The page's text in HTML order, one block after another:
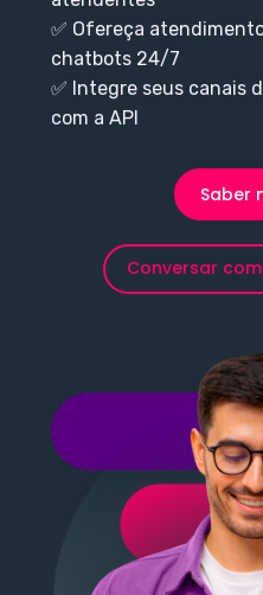
✅ Ofereça
chatbots 24/7
✅ Integre seus canais
com a API
Saber
Conversar